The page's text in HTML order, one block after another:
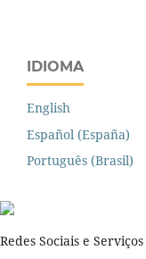
IDIOMA
English
Español (España)
Português (Brasil)
Redes Sociais e Serviços